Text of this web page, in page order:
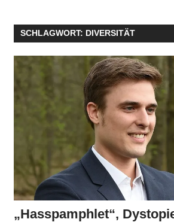
SCHLAGWORT: DIVERSITÄT
„Hasspamphlet“,